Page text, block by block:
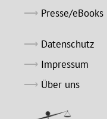
Presse/eBooks
Datenschutz
Impressum
Über uns